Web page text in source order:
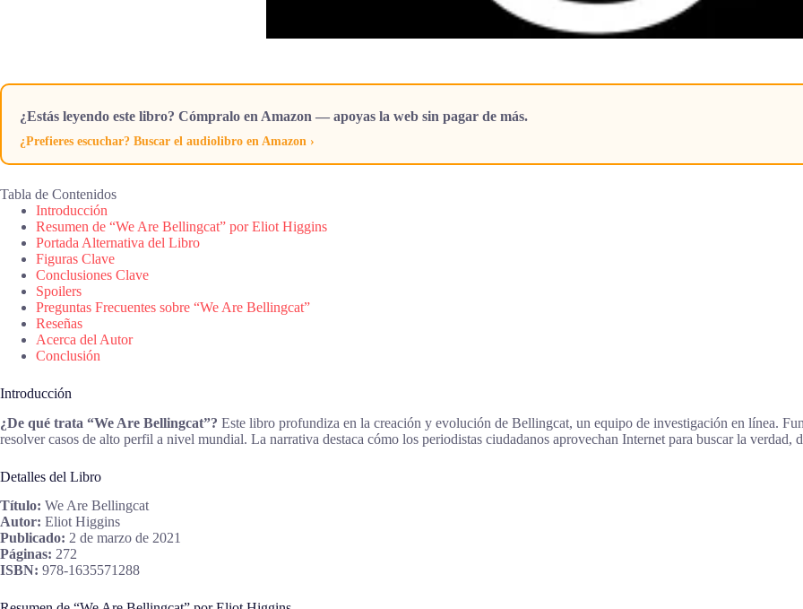
¿Estás leyendo este libro? Cómpralo en Amazon — apoyas la web sin pagar de más.
¿Prefieres escuchar? Buscar el audiolibro en Amazon ›
Tabla de Contenidos
Introducción
Resumen de “We Are Bellingcat” por Eliot Higgins
Portada Alternativa del Libro
Figuras Clave
Conclusiones Clave
Spoilers
Preguntas Frecuentes sobre “We Are Bellingcat”
Reseñas
Acerca del Autor
Conclusión
Introducción
¿De qué trata “We Are Bellingcat”? Este libro profundiza en la creación y evolución de Bellingcat, un equipo de investigación en línea.
resolver casos de alto perfil a nivel mundial. La narrativa destaca cómo los periodistas ciudadanos aprovechan Internet para buscar la verdad,
Detalles del Libro
Título: We Are Bellingcat
Autor: Eliot Higgins
Publicado: 2 de marzo de 2021
Páginas: 272
ISBN: 978-1635571288